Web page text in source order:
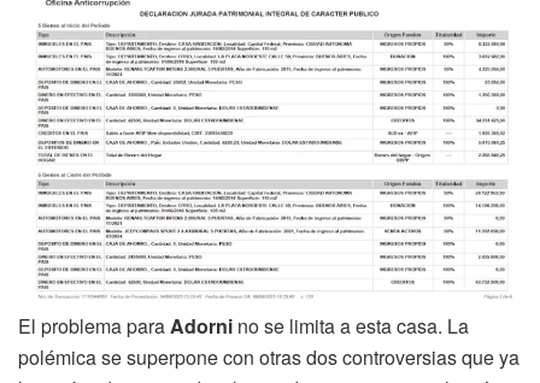
El problema paraAdorni no se limita a esta casa. La
polémica se superpone con otras dos controversias que ya